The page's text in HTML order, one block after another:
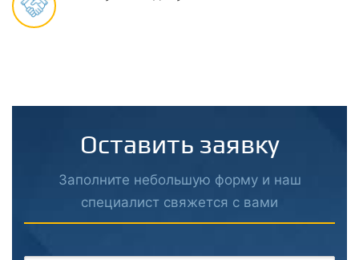
Оставить заявку
Заполните небольшую форму и наш
специалист свяжется с вами